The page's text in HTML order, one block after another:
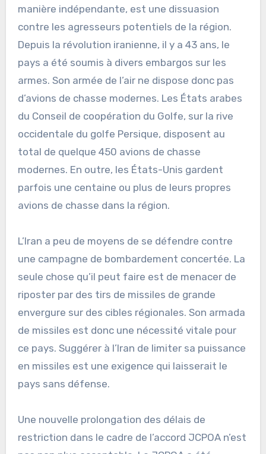
manière indépendante, est une dissuasion
contre les agresseurs potentiels de la région.
Depuis la révolution iranienne, il y a 43 ans, le
pays a été soumis à divers embargos sur les
armes. Son armée de l’air ne dispose donc pas
d’avions de chasse modernes. Les États arabes
du Conseil de coopération du Golfe, sur la rive
occidentale du golfe Persique, disposent au
total de quelque 450 avions de chasse
modernes. En outre, les États-Unis gardent
parfois une centaine ou plus de leurs propres
avions de chasse dans la région.
L’Iran a peu de moyens de se défendre contre
une campagne de bombardement concertée. La
seule chose qu’il peut faire est de menacer de
riposter par des tirs de missiles de grande
envergure sur des cibles régionales. Son armada
de missiles est donc une nécessité vitale pour
ce pays. Suggérer à l’Iran de limiter sa puissance
en missiles est une exigence qui laisserait le
pays sans défense.
Une nouvelle prolongation des délais de
restriction dans le cadre de l’accord JCPOA n’est